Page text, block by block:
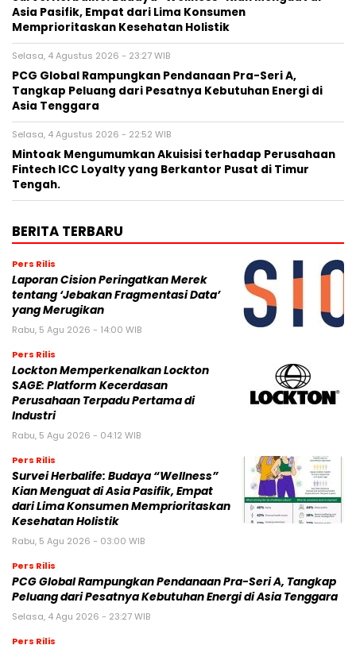
Asia Pasifik, Empat dari Lima Konsumen
Memprioritaskan Kesehatan Holistik
Selasa, 4 Agustus 2026 - 23:27 WIB
PCG Global Rampungkan Pendanaan Pra-Seri A,
Tangkap Peluang dari Pesatnya Kebutuhan Energi di
Asia Tenggara
Selasa, 4 Agustus 2026 - 22:52 WIB
Mintoak Mengumumkan Akuisisi terhadap Perusahaan
Fintech ICC Loyalty yang Berkantor Pusat di Timur
Tengah.
BERITA TERBARU
Pers Rilis
Laporan Cision Peringatkan Merek
tentang ‘Jebakan Fragmentasi Data’
yang Merugikan
Rabu, 5 Agu 2026 - 14:00 WIB
Pers Rilis
Lockton Memperkenalkan Lockton
SAGE: Platform Kecerdasan
Perusahaan Terpadu Pertama di
Industri
Rabu, 5 Agu 2026 - 04:12 WIB
Pers Rilis
Survei Herbalife: Budaya “Wellness”
Kian Menguat di Asia Pasifik, Empat
dari Lima Konsumen Memprioritaskan
Kesehatan Holistik
Rabu, 5 Agu 2026 - 03:00 WIB
Pers Rilis
PCG Global Rampungkan Pendanaan Pra-Seri A, Tangkap
Peluang dari Pesatnya Kebutuhan Energi di Asia Tenggara
Selasa, 4 Agu 2026 - 23:27 WIB
Pers Rilis